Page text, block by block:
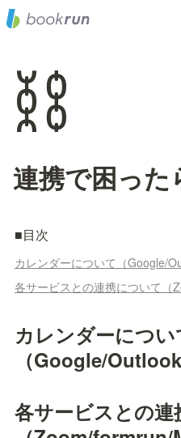
⛓️
連携で困った
■目次
カレンダーについて（Google/
各サービスとの連携について（
カレンダーについ
（Google/
各サービスとの連